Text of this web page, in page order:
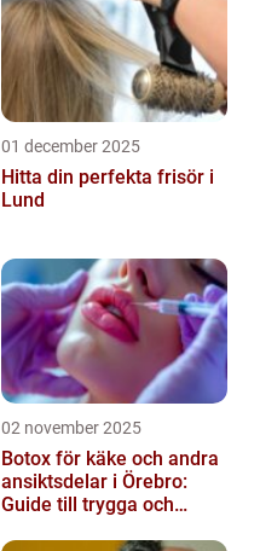
01 december 2025
Hitta din perfekta frisör i
Lund
02 november 2025
Botox för käke och andra
ansiktsdelar i Örebro:
Guide till trygga och